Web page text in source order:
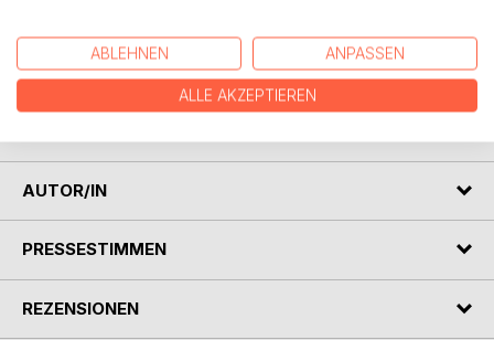
diese Seiten öffnet, öffnet ein Tor in sich selbst. Was
dahinter wartet, lässt sich nicht versprechen. Nur dies: Du
wirst nicht derselbe zurückkehren.
Das neue Zeitalter hat bereits begonnen. Dieses Buch ist
AUTOR/IN
PRESSESTIMMEN
REZENSIONEN
ABLEHNEN ANPASSEN
ALLE AKZEPTIEREN